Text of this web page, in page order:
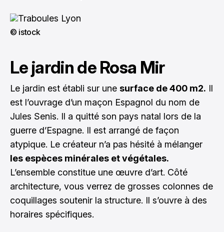
© istock
Le jardin de Rosa Mir
Le jardin est établi sur une surface de 400 m2. Il
est l’ouvrage d’un maçon Espagnol du nom de
Jules Senis. Il a quitté son pays natal lors de la
guerre d’Espagne. Il est arrangé de façon
atypique. Le créateur n’a pas hésité à mélanger
les espèces minérales et végétales.
L’ensemble constitue une œuvre d’art. Côté
architecture, vous verrez de grosses colonnes de
coquillages soutenir la structure. Il s’ouvre à des
horaires spécifiques.